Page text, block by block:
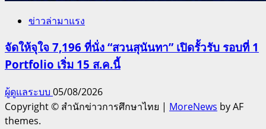
ข่าวล่ามาแรง
จัดให้จุใจ 7,196 ที่นั่ง “สวนสุนันทา” เปิดรั้วรับ รอบที่ 1
Portfolio เริ่ม 15 ส.ค.นี้
ผู้ดูแลระบบ 05/08/2026
Copyright © สำนักข่าวการศึกษาไทย | MoreNews by AF
themes.